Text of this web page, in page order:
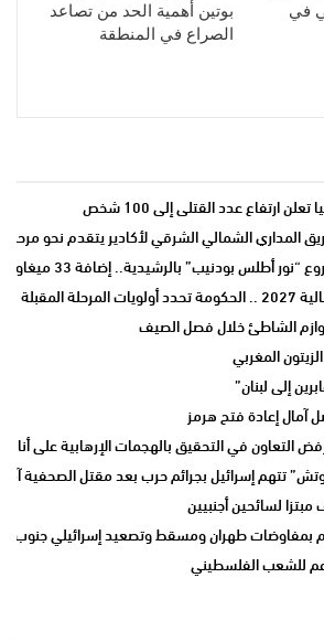
في
بوتين أهمية الحد من تصاعد
الصراع في المنطقة
ارتفاع عدد القتلى إلى 100 شخص
المداري الشمالي الشرقي لأكادير يتقدم نحو مرحلة
بودنيب” بالرشيدية.. إضافة 33 ميغاوات إلى الشبكة الوطنية
المقبلة
الشاطئ خلال فصل الصيف
المغربي
إلى لبنان”
آمال إعادة فتح هرمز
التعاون في التحقيق بالهجمات الإرهابية على
تتهم إسرائيل بجرائم حرب بعد مقتل الصحفية
لسائحين أجنبيين
بمفاوضات طهران ومسقط وتصعيد إسرائيلي جنوب
للشعب الفلسطيني